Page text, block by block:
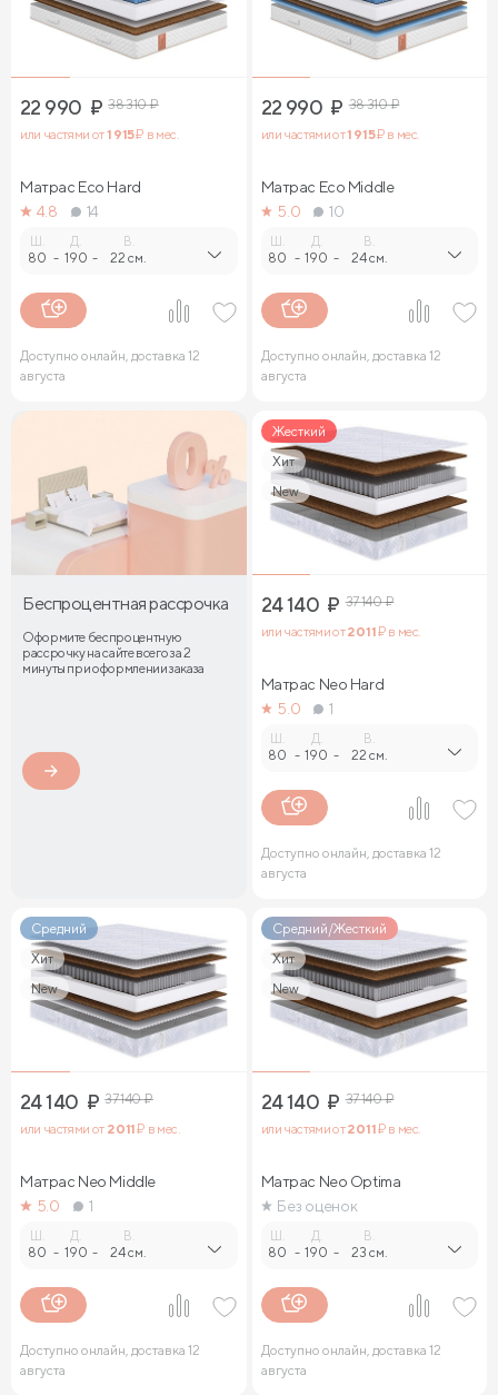
22 990 ₽ 38 310₽
или частями от1 915₽ в мес.
Матрас Eco Hard
4.8
14
80 -
Д.
190 -
В.
22 см.
Доступно онлайн, доставка 12
августа
22 990 ₽ 38 310₽
или частями от1 915₽ в мес.
Матрас Eco Middle
5.0
10
80 -
Д.
190 -
В.
24 см.
Доступно онлайн, доставка 12
августа
Беспроцентная рассрочка
Оформите беспроцентную
рассрочку на сайте всего за 2
минуты при оформлении заказа
Жесткий
Хит
New
24 140 ₽ 37 140₽
или частями от2 011₽ в мес.
Матрас Neo Hard
5.0
1
80 -
Д.
190 -
В.
22 см.
Доступно онлайн, доставка 12
августа
Средний
Хит
New
24 140 ₽ 37 140₽
или частями от 2 011₽ в мес.
Матрас Neo Middle
5.0
1
80 -
Д.
190 -
В.
24 см.
Доступно онлайн, доставка 12
августа
Средний/Жесткий
Хит
New
24 140 ₽ 37 140₽
или частями от2 011₽ в мес.
Матрас Neo Optima
Без оценок
80 -
Д.
190 -
В.
23 см.
Доступно онлайн, доставка 12
августа